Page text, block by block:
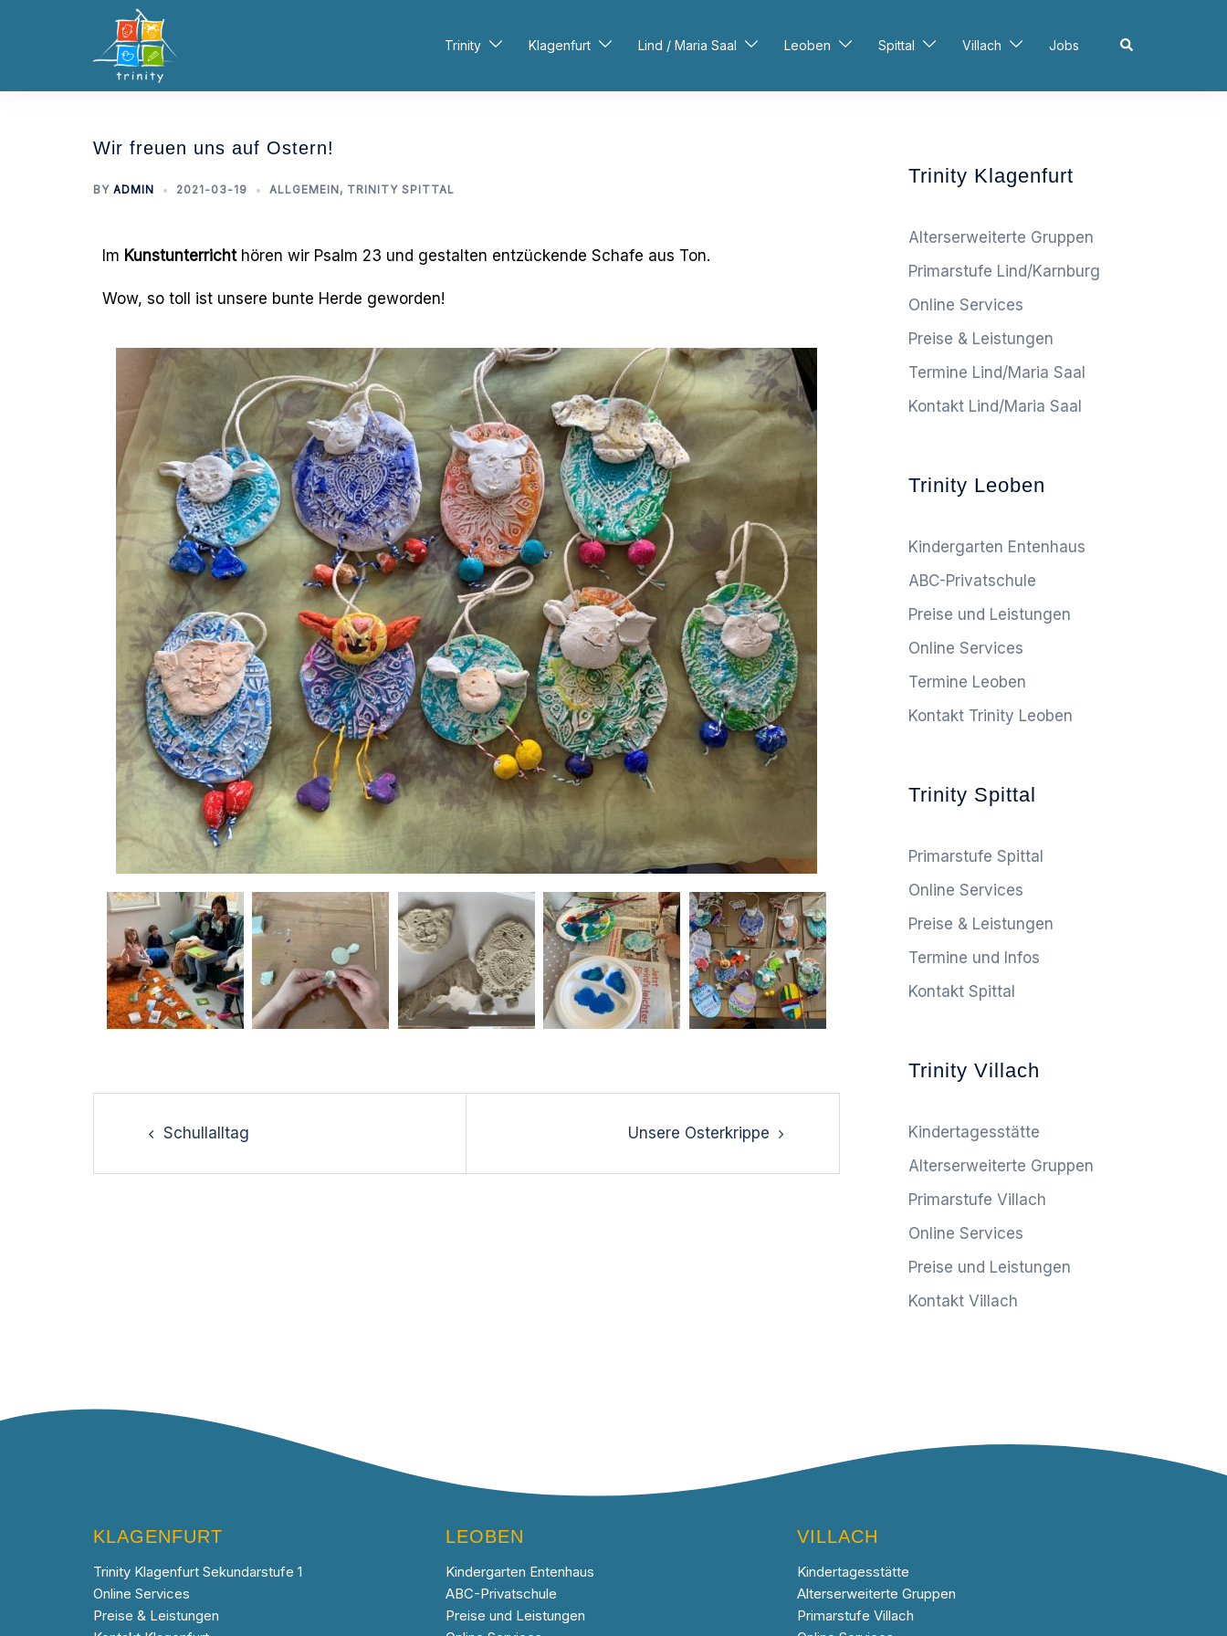
Trinity Klagenfurt Lind / Maria Saal Leoben Spittal Villach Jobs
Wir freuen uns auf Ostern!
BY ADMIN 2021-03-19 ALLGEMEIN, TRINITY SPITTAL
Im Kunstunterricht hören wir Psalm 23 und gestalten entzückende Schafe aus Ton.
Wow, so toll ist unsere bunte Herde geworden!
Schullalltag Unsere Osterkrippe
Trinity Klagenfurt
Alterserweiterte Gruppen
Primarstufe Lind/Karnburg
Online Services
Preise & Leistungen
Termine Lind/Maria Saal
Kontakt Lind/Maria Saal
Trinity Leoben
Kindergarten Entenhaus
ABC-Privatschule
Preise und Leistungen
Online Services
Termine Leoben
Kontakt Trinity Leoben
Trinity Spittal
Primarstufe Spittal
Online Services
Preise & Leistungen
Termine und Infos
Kontakt Spittal
Trinity Villach
Kindertagesstätte
Alterserweiterte Gruppen
Primarstufe Villach
Online Services
Preise und Leistungen
Kontakt Villach
KLAGENFURT
Trinity Klagenfurt Sekundarstufe 1
Online Services
Preise & Leistungen
LEOBEN
Kindergarten Entenhaus
ABC-Privatschule
Preise und Leistungen
VILLACH
Kindertagesstätte
Alterserweiterte Gruppen
Primarstufe Villach